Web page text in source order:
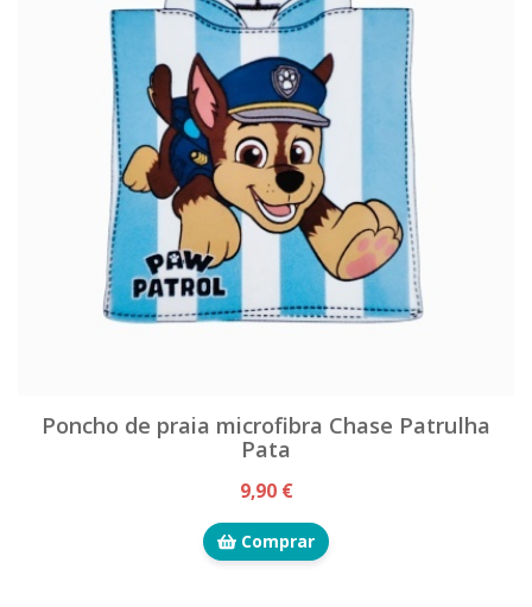
Poncho de praia microfibra Chase Patrulha
Pata
9,90 €
Comprar